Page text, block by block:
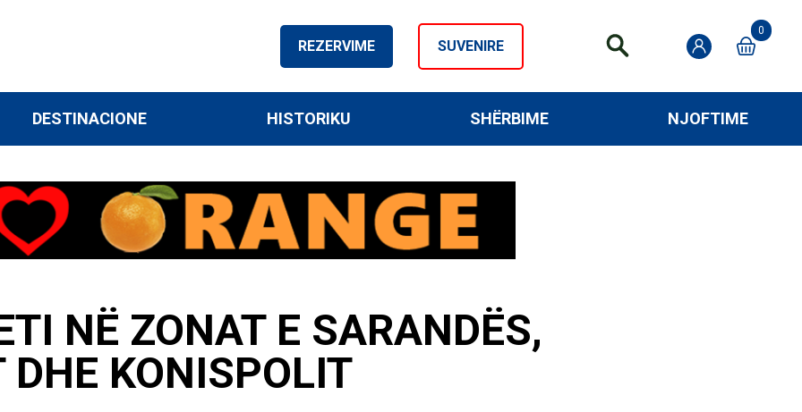
REZERVIME SUVENIRE
0
DESTINACIONE HISTORIKU SHËRBIME NJOFTIME
NË ZONAT E SARANDËS,
DHE KONISPOLIT